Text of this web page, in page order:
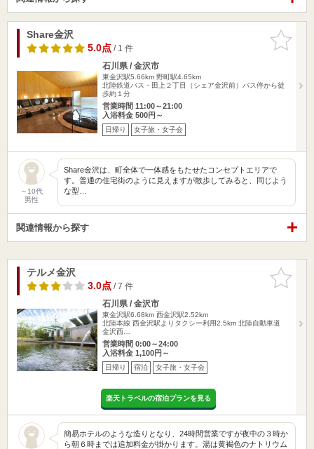
お気に入
りに追加
Share金沢
5.0点/ 1 件
石川県 / 金沢市
東金沢駅5.66km 野町駅4.65km
北陸鉄道バス・田上２丁目（シェア金沢前）バス停から徒
歩約１分
営業時間 11:00～21:00
入浴料金 500円～
日帰り 女子旅・女子会
～10代
男性
Share金沢は、町全体で一体感をもたせたコンセプトエリアで
す。普通の住宅街のように見えますが散歩してみると、同じよう
な型…
関連情報から探す
お気に入
りに追加
テルメ金沢
3.0点/ 7 件
石川県 / 金沢市
東金沢駅6.68km 西金沢駅2.52km
北陸本線 西金沢駅よりタクシー利用2.5km 北陸自動車道
金沢西…
営業時間 0:00～24:00
入浴料金 1,100円～
日帰り 宿泊 女子旅・女子会
楽天トラベルの宿泊プランを見る
簡易ホテルのような造りとなり、24時間営業ですが夜中の３時か
ら朝６時までは追加料金が掛かります。湯は黄褐色のナトリウム